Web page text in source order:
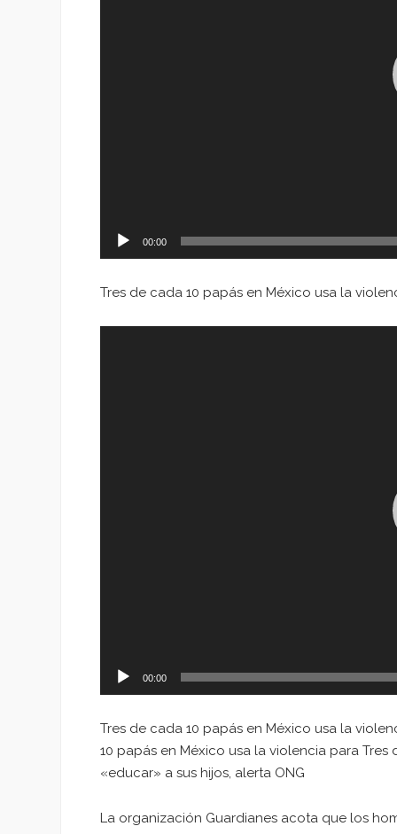
00:00
Tres de cada 10 papás en México usa la
00:00
Tres de cada 10 papás en México usa la
10 papás en México usa la violencia para
«educar» a sus hijos, alerta ONG
La organización Guardianes acota que los